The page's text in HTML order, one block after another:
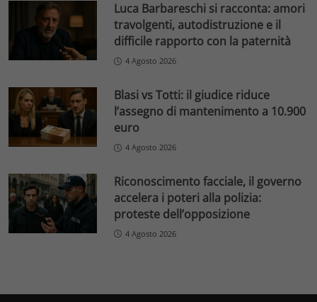
Luca Barbareschi si racconta: amori
travolgenti, autodistruzione e il
difficile rapporto con la paternità
4 Agosto 2026
Blasi vs Totti: il giudice riduce
l’assegno di mantenimento a 10.900
euro
4 Agosto 2026
Riconoscimento facciale, il governo
accelera i poteri alla polizia:
proteste dell’opposizione
4 Agosto 2026